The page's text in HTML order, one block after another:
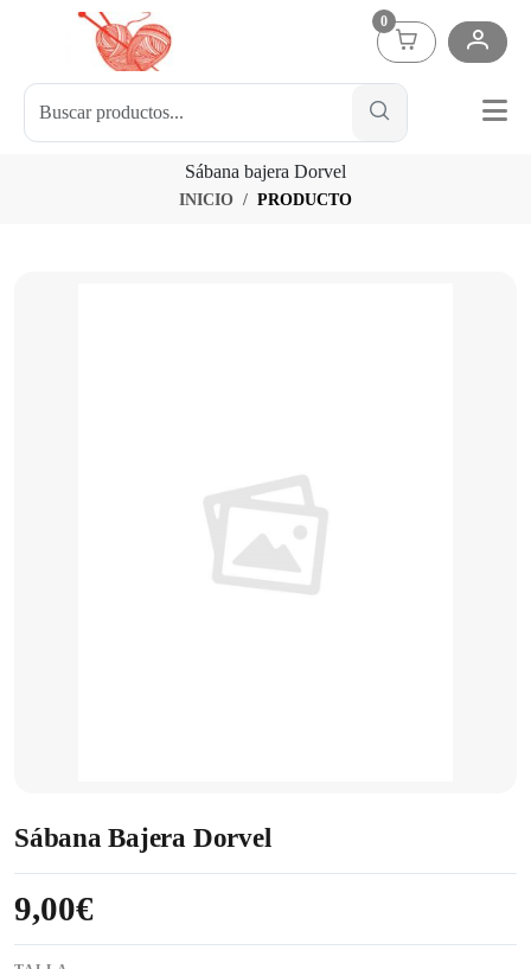
0
Sábana bajera Dorvel
INICIO PRODUCTO
Sábana Bajera Dorvel
9,00€